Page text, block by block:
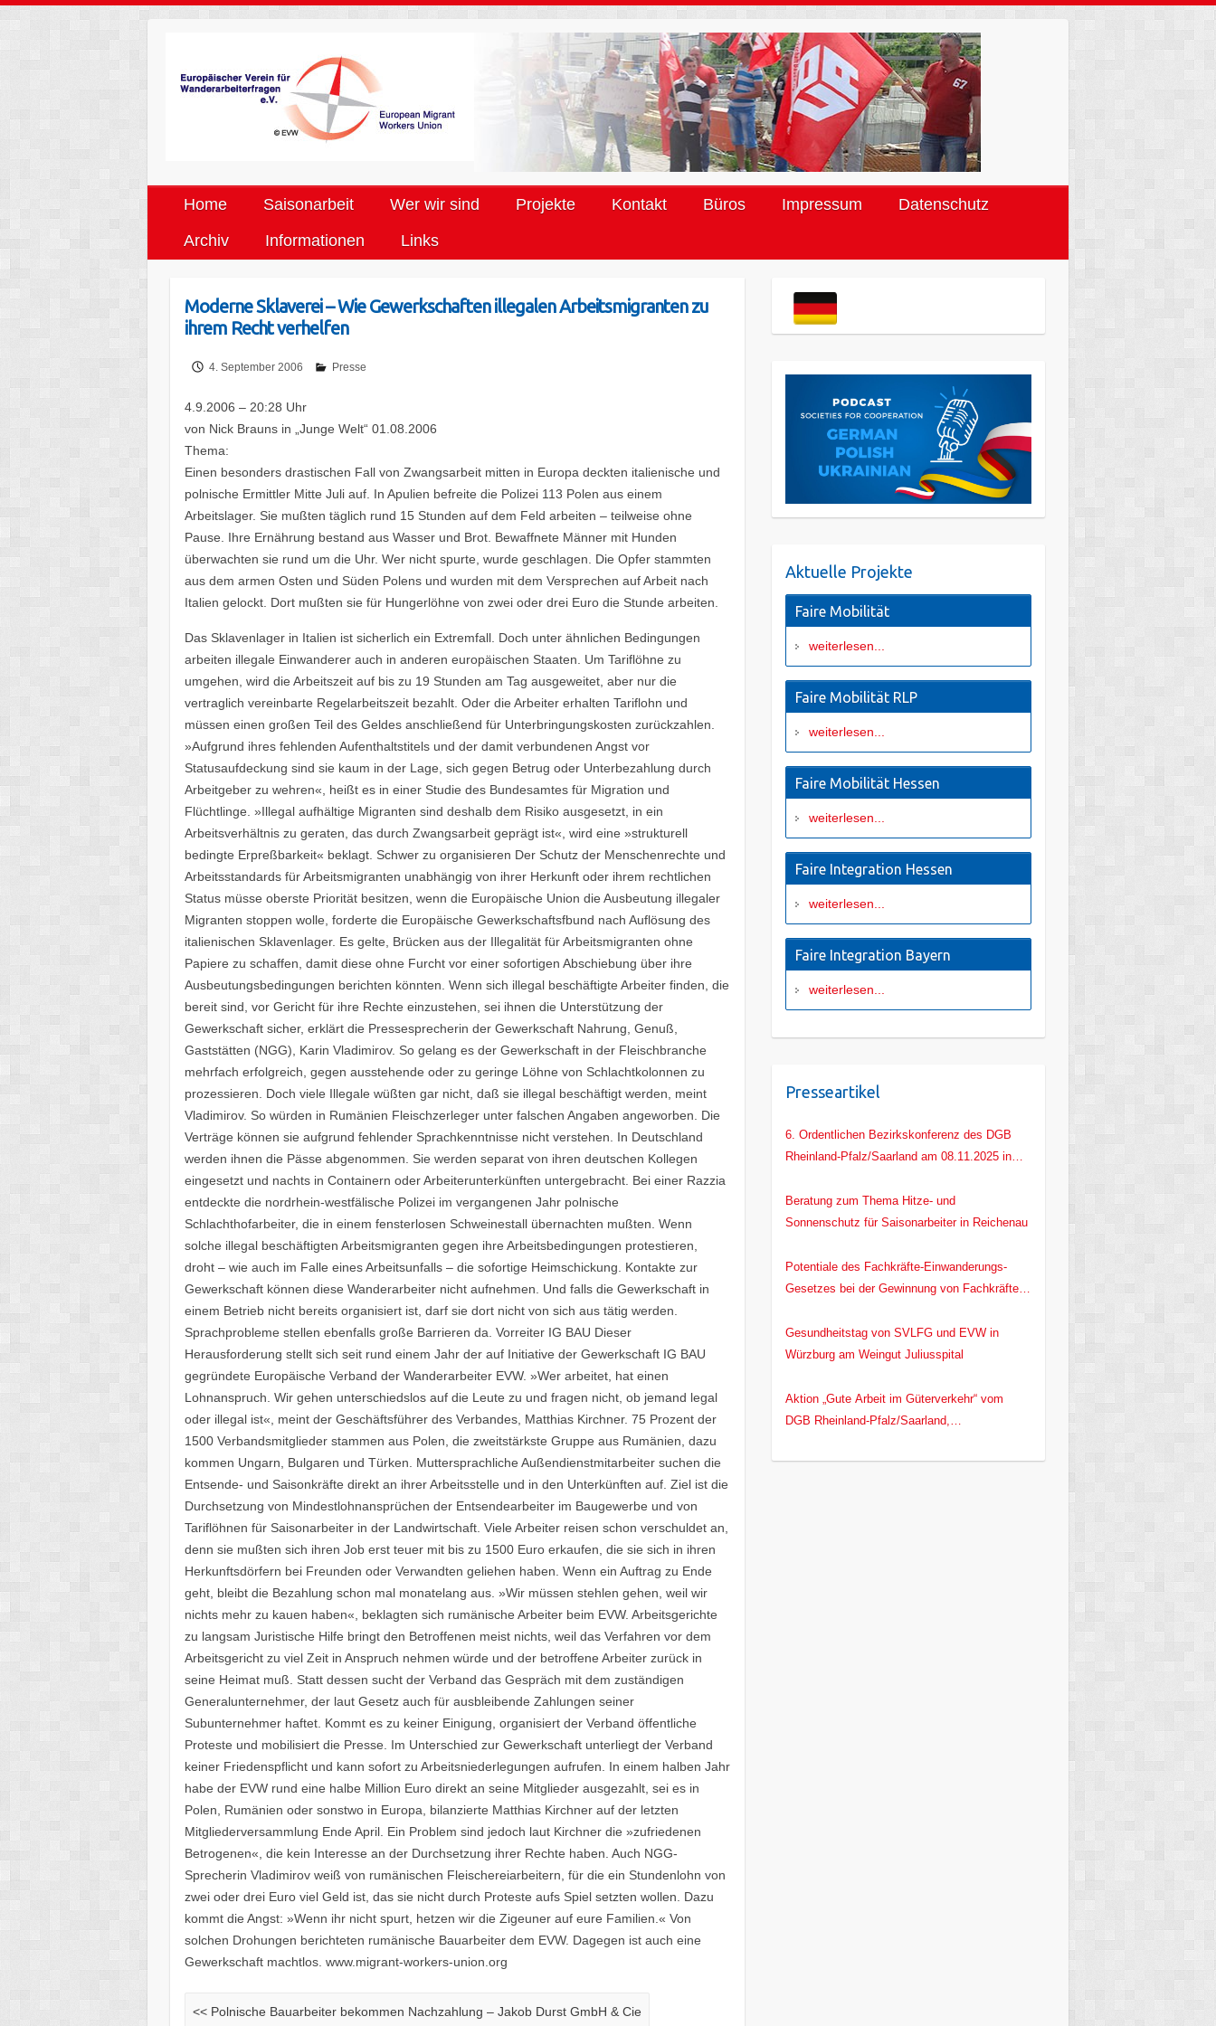
Home Saisonarbeit Wer wir sind Projekte Kontakt Büros Impressum
Datenschutz
Archiv
Informationen Links
Moderne Sklaverei – Wie Gewerkschaften illegalen Arbeitsmigranten zu
ihrem Recht verhelfen
4. September 2006 Presse
4.9.2006 – 20:28 Uhr
von Nick Brauns in „Junge Welt“ 01.08.2006
Thema:
Einen besonders drastischen Fall von Zwangsarbeit mitten in Europa deckten italienische und
polnische Ermittler Mitte Juli auf. In Apulien befreite die Polizei 113 Polen aus einem
Arbeitslager. Sie mußten täglich rund 15 Stunden auf dem Feld arbeiten – teilweise ohne
Pause. Ihre Ernährung bestand aus Wasser und Brot. Bewaffnete Männer mit Hunden
überwachten sie rund um die Uhr. Wer nicht spurte, wurde geschlagen. Die Opfer stammten
aus dem armen Osten und Süden Polens und wurden mit dem Versprechen auf Arbeit nach
Italien gelockt. Dort mußten sie für Hungerlöhne von zwei oder drei Euro die Stunde arbeiten.
Das Sklavenlager in Italien ist sicherlich ein Extremfall. Doch unter ähnlichen Bedingungen
arbeiten illegale Einwanderer auch in anderen europäischen Staaten. Um Tariflöhne zu
umgehen, wird die Arbeitszeit auf bis zu 19 Stunden am Tag ausgeweitet, aber nur die
vertraglich vereinbarte Regelarbeitszeit bezahlt. Oder die Arbeiter erhalten Tariflohn und
müssen einen großen Teil des Geldes anschließend für Unterbringungskosten zurückzahlen.
»Aufgrund ihres fehlenden Aufenthaltstitels und der damit verbundenen Angst vor
Statusaufdeckung sind sie kaum in der Lage, sich gegen Betrug oder Unterbezahlung durch
Arbeitgeber zu wehren«, heißt es in einer Studie des Bundesamtes für Migration und
Flüchtlinge. »Illegal aufhältige Migranten sind deshalb dem Risiko ausgesetzt, in ein
Arbeitsverhältnis zu geraten, das durch Zwangsarbeit geprägt ist«, wird eine »strukturell
bedingte Erpreßbarkeit« beklagt. Schwer zu organisieren Der Schutz der Menschenrechte und
Arbeitsstandards für Arbeitsmigranten unabhängig von ihrer Herkunft oder ihrem rechtlichen
Status müsse oberste Priorität besitzen, wenn die Europäische Union die Ausbeutung illegaler
Migranten stoppen wolle, forderte die Europäische Gewerkschaftsfbund nach Auflösung des
italienischen Sklavenlager. Es gelte, Brücken aus der Illegalität für Arbeitsmigranten ohne
Papiere zu schaffen, damit diese ohne Furcht vor einer sofortigen Abschiebung über ihre
Ausbeutungsbedingungen berichten könnten. Wenn sich illegal beschäftigte Arbeiter finden, die
bereit sind, vor Gericht für ihre Rechte einzustehen, sei ihnen die Unterstützung der
Gewerkschaft sicher, erklärt die Pressesprecherin der Gewerkschaft Nahrung, Genuß,
Gaststätten (NGG), Karin Vladimirov. So gelang es der Gewerkschaft in der Fleischbranche
mehrfach erfolgreich, gegen ausstehende oder zu geringe Löhne von Schlachtkolonnen zu
prozessieren. Doch viele Illegale wüßten gar nicht, daß sie illegal beschäftigt werden, meint
Vladimirov. So würden in Rumänien Fleischzerleger unter falschen Angaben angeworben. Die
Verträge können sie aufgrund fehlender Sprachkenntnisse nicht verstehen. In Deutschland
werden ihnen die Pässe abgenommen. Sie werden separat von ihren deutschen Kollegen
eingesetzt und nachts in Containern oder Arbeiterunterkünften untergebracht. Bei einer Razzia
entdeckte die nordrhein-westfälische Polizei im vergangenen Jahr polnische
Schlachthofarbeiter, die in einem fensterlosen Schweinestall übernachten mußten. Wenn
solche illegal beschäftigten Arbeitsmigranten gegen ihre Arbeitsbedingungen protestieren,
droht – wie auch im Falle eines Arbeitsunfalls – die sofortige Heimschickung. Kontakte zur
Gewerkschaft können diese Wanderarbeiter nicht aufnehmen. Und falls die Gewerkschaft in
einem Betrieb nicht bereits organisiert ist, darf sie dort nicht von sich aus tätig werden.
Sprachprobleme stellen ebenfalls große Barrieren da. Vorreiter IG BAU Dieser
Herausforderung stellt sich seit rund einem Jahr der auf Initiative der Gewerkschaft IG BAU
gegründete Europäische Verband der Wanderarbeiter EVW. »Wer arbeitet, hat einen
Lohnanspruch. Wir gehen unterschiedslos auf die Leute zu und fragen nicht, ob jemand legal
oder illegal ist«, meint der Geschäftsführer des Verbandes, Matthias Kirchner. 75 Prozent der
1500 Verbandsmitglieder stammen aus Polen, die zweitstärkste Gruppe aus Rumänien, dazu
kommen Ungarn, Bulgaren und Türken. Muttersprachliche Außendienstmitarbeiter suchen die
Entsende- und Saisonkräfte direkt an ihrer Arbeitsstelle und in den Unterkünften auf. Ziel ist die
Durchsetzung von Mindestlohnansprüchen der Entsendearbeiter im Baugewerbe und von
Tariflöhnen für Saisonarbeiter in der Landwirtschaft. Viele Arbeiter reisen schon verschuldet an,
denn sie mußten sich ihren Job erst teuer mit bis zu 1500 Euro erkaufen, die sie sich in ihren
Herkunftsdörfern bei Freunden oder Verwandten geliehen haben. Wenn ein Auftrag zu Ende
geht, bleibt die Bezahlung schon mal monatelang aus. »Wir müssen stehlen gehen, weil wir
nichts mehr zu kauen haben«, beklagten sich rumänische Arbeiter beim EVW. Arbeitsgerichte
zu langsam Juristische Hilfe bringt den Betroffenen meist nichts, weil das Verfahren vor dem
Arbeitsgericht zu viel Zeit in Anspruch nehmen würde und der betroffene Arbeiter zurück in
seine Heimat muß. Statt dessen sucht der Verband das Gespräch mit dem zuständigen
Generalunternehmer, der laut Gesetz auch für ausbleibende Zahlungen seiner
Subunternehmer haftet. Kommt es zu keiner Einigung, organisiert der Verband öffentliche
Proteste und mobilisiert die Presse. Im Unterschied zur Gewerkschaft unterliegt der Verband
keiner Friedenspflicht und kann sofort zu Arbeitsniederlegungen aufrufen. In einem halben Jahr
habe der EVW rund eine halbe Million Euro direkt an seine Mitglieder ausgezahlt, sei es in
Polen, Rumänien oder sonstwo in Europa, bilanzierte Matthias Kirchner auf der letzten
Mitgliederversammlung Ende April. Ein Problem sind jedoch laut Kirchner die »zufriedenen
Betrogenen«, die kein Interesse an der Durchsetzung ihrer Rechte haben. Auch NGG-
Sprecherin Vladimirov weiß von rumänischen Fleischereiarbeitern, für die ein Stundenlohn von
zwei oder drei Euro viel Geld ist, das sie nicht durch Proteste aufs Spiel setzten wollen. Dazu
kommt die Angst: »Wenn ihr nicht spurt, hetzen wir die Zigeuner auf eure Familien.« Von
solchen Drohungen berichteten rumänische Bauarbeiter dem EVW. Dagegen ist auch eine
Gewerkschaft machtlos. www.migrant-workers-union.org
<< Polnische Bauarbeiter bekommen Nachzahlung – Jakob Durst GmbH & Cie
Aktuelle Projekte
Faire Mobilität
weiterlesen...
Faire Mobilität RLP
weiterlesen...
Faire Mobilität Hessen
weiterlesen...
Faire Integration Hessen
weiterlesen...
Faire Integration Bayern
weiterlesen...
Presseartikel
6. Ordentlichen Bezirkskonferenz des DGB
Rheinland-Pfalz/Saarland am 08.11.2025 in
Beratung zum Thema Hitze- und
Sonnenschutz für Saisonarbeiter in Reichenau
Potentiale des Fachkräfte-Einwanderungs-
Gesetzes bei der Gewinnung von Fachkräften
Gesundheitstag von SVLFG und EVW in
Würzburg am Weingut Juliusspital
Aktion „Gute Arbeit im Güterverkehr“ vom
DGB Rheinland-Pfalz/Saarland,
RLP/ und EVW e.V.